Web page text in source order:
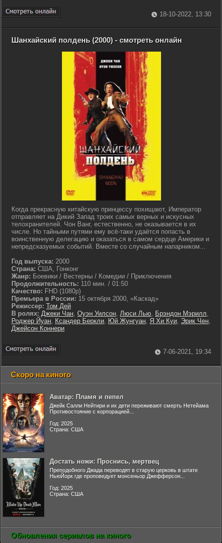
18-10-2022, 13:30
Шанхайский полдень (2000) - смотреть онлайн
Когда прекрасную китайскую принцессу похищают, Император
отправляет на Дикий Запад троих самых верных и искусных
телохранителей. Чон Ванг, естественно, не оказывается в их
числе. Но тайными путями ему всё-таки удаётся попасть в
воинственную делегацию и оказаться в самом сердце Америки и
непредсказуемых событий. Вместе со случайным напарником...
Год выпуска: 2000
Страна: США, Гонконг
Жанр: Боевики / Вестерны / Комедии / Приключения
Продолжительность: 110 мин. / 01:50
Качество: FHD (1080p)
Премьера в России: 15 октября 2000, «Каскад»
Режиссер: Том Дей
В ролях: Джеки Чан, Оуэн Уилсон, Люси Лью, Брэндон Мэрилл,
Роджер Йуан, Ксандер Беркли, Юй Жунгуан, Я Хи Куи, Эрик Чен,
Джейсон Коннери
7-06-2021, 19:34
Скоро на киного
Аватар: Пламя и пепел
Джейк Салли Нейтири и их дети переживают смерть Нетейама
Противостояние с корпорацией...
Год: 2025
Страна: США
Достать ножи: Проснись, мертвец
Преподобного Джада переводят в старую церковь в штате
НьюЙорк где проповедует монсеньор Джефферсон...
Год: 2025
Страна: США
Обновления сериалов на киного